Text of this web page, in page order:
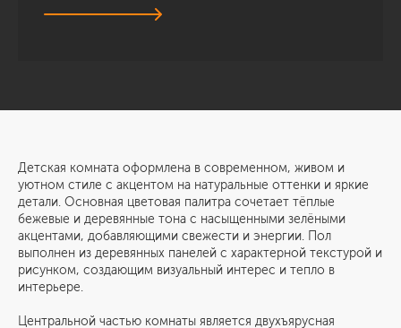
Детская комната оформлена в современном, живом и
уютном стиле с акцентом на натуральные оттенки и яркие
детали. Основная цветовая палитра сочетает тёплые
бежевые и деревянные тона с насыщенными зелёными
акцентами, добавляющими свежести и энергии. Пол
выполнен из деревянных панелей с характерной текстурой и
рисунком, создающим визуальный интерес и тепло в
интерьере.
Центральной частью комнаты является двухъярусная